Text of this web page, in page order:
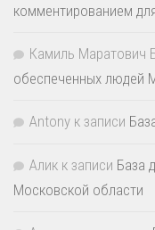
комментированием
Камиль Маратович
обеспеченных людей
Antony к записи
Алик к записи База
Московской области